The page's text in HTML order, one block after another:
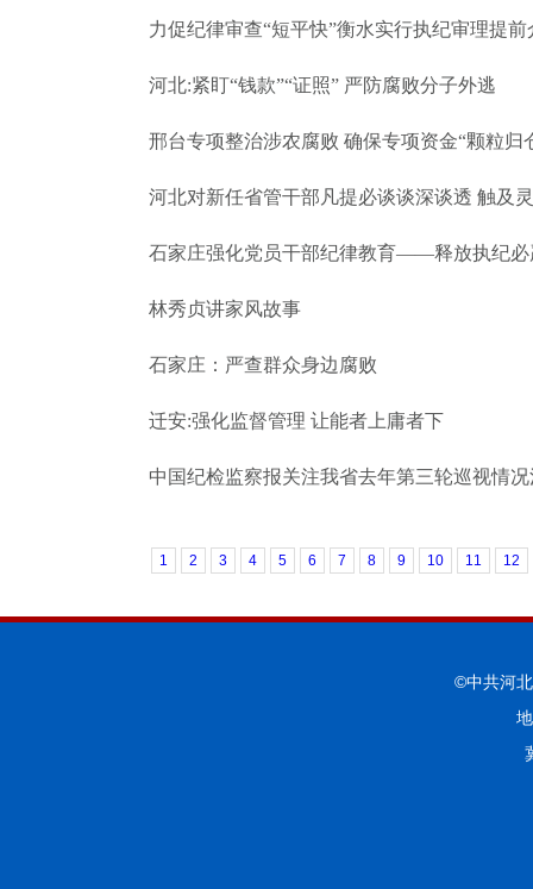
力促纪律审查“短平快”衡水实行执纪审理提前
河北:紧盯“钱款”“证照” 严防腐败分子外逃
邢台专项整治涉农腐败 确保专项资金“颗粒归
河北对新任省管干部凡提必谈谈深谈透 触及
石家庄强化党员干部纪律教育——释放执纪必
林秀贞讲家风故事
石家庄：严查群众身边腐败
迁安:强化监督管理 让能者上庸者下
1 2 3 4 5 6 7 8 9 10 11 12
©中共河